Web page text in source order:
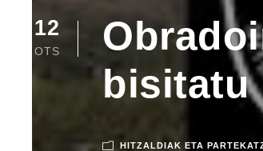
12
OTS
bisitatu
HITZALDIAK ETA